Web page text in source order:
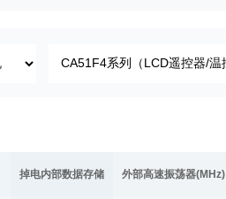
掉电内部数据存储 外部高速振荡器(MHz)